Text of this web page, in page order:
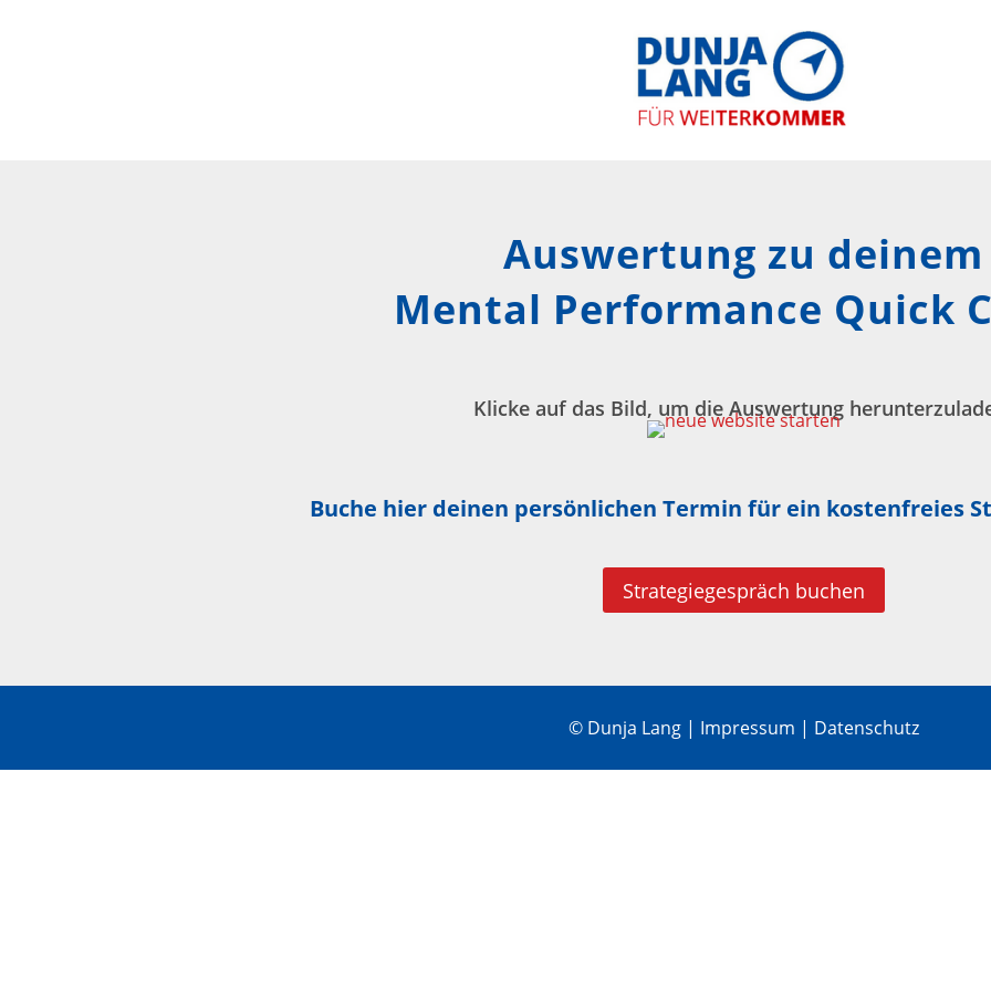
Auswertung zu deinem
Mental Performance Quick
Klicke auf das Bild, um die Auswertung
Buche hier deinen persönlichen Termin für ein kostenfreies
Strategiegespräch buchen
© Dunja Lang | Impressum | Datenschutz